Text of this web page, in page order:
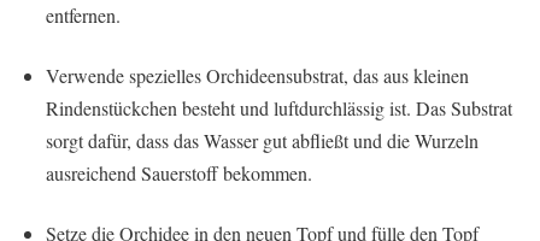
entfernen.
Verwende spezielles Orchideensubstrat, das aus kleinen
Rindenstückchen besteht und luftdurchlässig ist. Das Substrat
sorgt dafür, dass das Wasser gut abfließt und die Wurzeln
ausreichend Sauerstoff bekommen.
Setze die Orchidee in den neuen Topf und fülle den Topf